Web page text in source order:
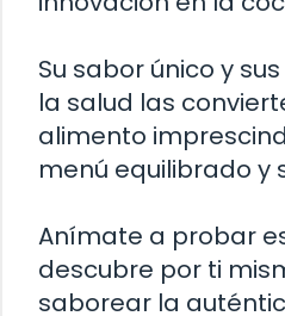
Su sabor único y
la salud las
alimento
menú equilibrado y
Anímate a probar
descubre por ti
saborear la